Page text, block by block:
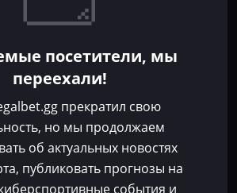
CS 2
посетители, мы
переехали!
прекратил свою
но мы продолжаем
об актуальных новостях
публиковать прогнозы на
события и